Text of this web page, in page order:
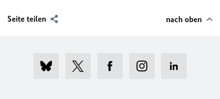
Seite teilen nach oben